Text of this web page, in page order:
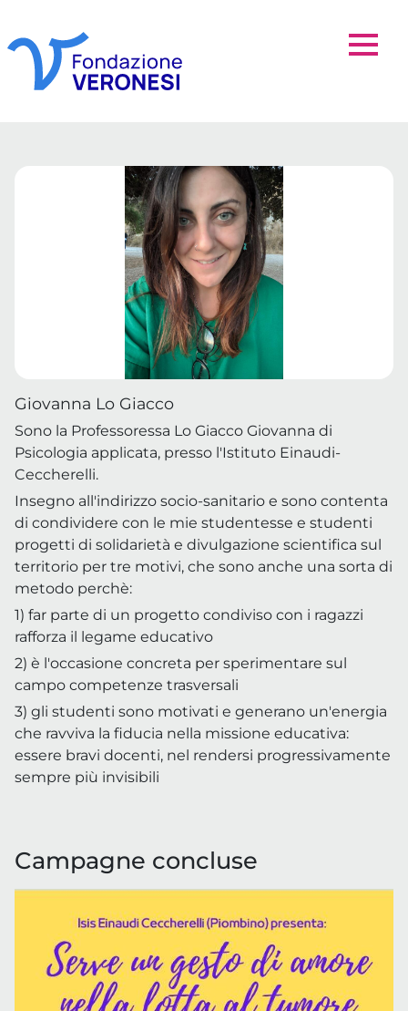
Giovanna Lo Giacco
Sono la Professoressa Lo Giacco Giovanna di
Psicologia applicata, presso l'Istituto Einaudi-
Ceccherelli.
Insegno all'indirizzo socio-sanitario e sono contenta
di condividere con le mie studentesse e studenti
progetti di solidarietà e divulgazione scientifica sul
territorio per tre motivi, che sono anche una sorta di
metodo perchè:
1) far parte di un progetto condiviso con i ragazzi
rafforza il legame educativo
2) è l'occasione concreta per sperimentare sul
campo competenze trasversali
3) gli studenti sono motivati e generano un'energia
che ravviva la fiducia nella missione educativa:
essere bravi docenti, nel rendersi progressivamente
sempre più invisibili
Campagne concluse